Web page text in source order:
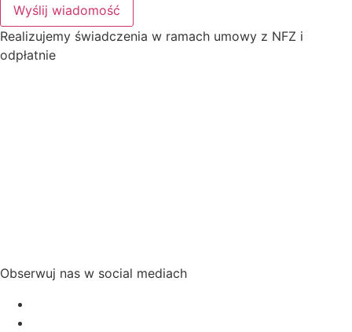
Wyślij wiadomość
Realizujemy świadczenia w ramach umowy z NFZ i
odpłatnie
Obserwuj nas w social mediach